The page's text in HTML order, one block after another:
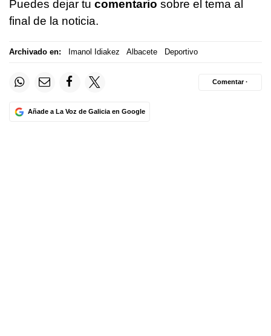
Puedes dejar tu comentario sobre el tema al
final de la noticia.
Archivado en: Imanol Idiakez Albacete Deportivo
Añade a La Voz de Galicia en Google
Comentar ·